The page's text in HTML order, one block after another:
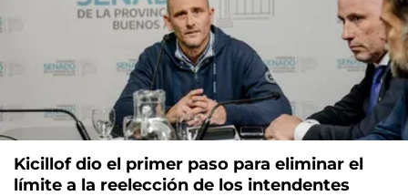
Kicillof dio el primer paso para eliminar el
límite a la reelección de los intendentes